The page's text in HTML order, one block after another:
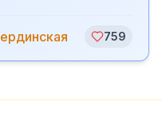
759